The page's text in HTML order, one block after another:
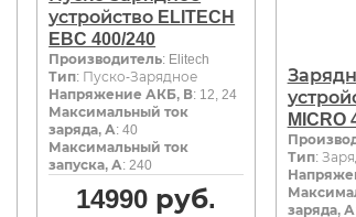
устройство ELITECH
EBC 400/240
Производитель: Elitech
Тип: Пуско-Зарядное
Напряжение АКБ, В: 12, 24
Максимальный ток
заряда, А: 40
Максимальный ток
запуска, А: 240
14990 руб.
MICRO
Тип:
заряда, А